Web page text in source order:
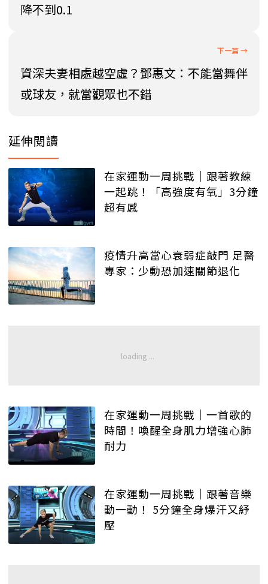
降不到0.1
資深夫妻相處越空虛？鄧惠文：不能當舞伴
或球友，就當觀眾也不錯
延伸閱讀
在家運動一周挑戰｜跟著教練
一起跳！「高強度有氧」3分鐘
超有感
疫情升高當心衰弱症敲門 足醫
專家：少動恐加速關節退化
在家運動一周挑戰｜一首歌的
時間！喚醒全身肌力增強心肺
耐力
在家運動一周挑戰｜跟著音樂
動一動！ 5分鐘全身爆汗又紓
壓